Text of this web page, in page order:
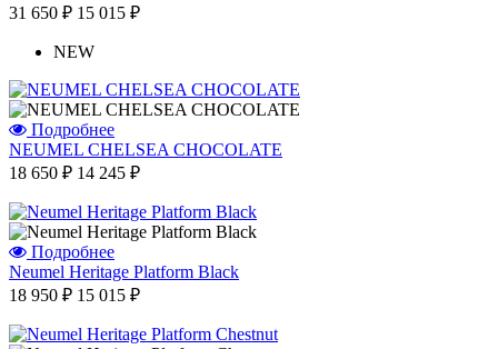
31 650 ₽ 15 015 ₽
NEW
Подробнее
NEUMEL CHELSEA CHOCOLATE
18 650 ₽ 14 245 ₽
Подробнее
Neumel Heritage Platform Black
18 950 ₽ 15 015 ₽